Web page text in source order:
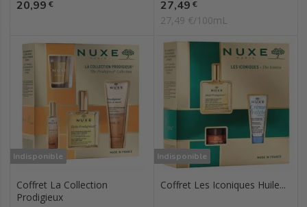
Prix
20,99 € Prix
27,49 €
27,49 €/100mL
Indisponible
Coffret La Collection
Prodigieux
Indisponible
Coffret Les Iconiques Huile...